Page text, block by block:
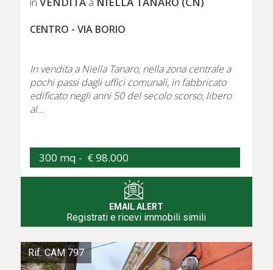
CENTRO - VIA BORIO
In vendita a Niella Tanaro, nella zona centrale a
pochi passi dagli uffici comunali, in fabbricato
edificato negli anni 50 del secolo scorso, libero
al...
300 mq - € 98.000
EMAIL ALERT
Registrati e ricevi immobili simili
Rif. CAM 797